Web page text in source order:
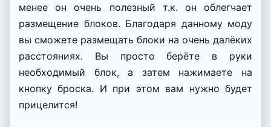
менее он очень полезный т.к. он облегчает
размещение блоков. Благодаря данному моду
вы сможете размещать блоки на очень далёких
расстояниях. Вы просто берёте в руки
необходимый блок, а затем нажимаете на
кнопку броска. И при этом вам нужно будет
прицелится!